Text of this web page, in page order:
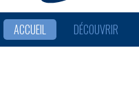
ACCUEIL DÉCOUVRIR